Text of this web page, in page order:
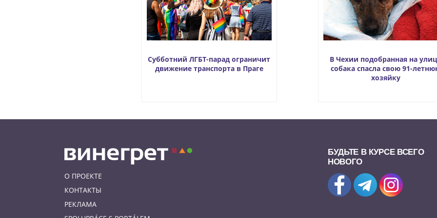
Субботний ЛГБТ-парад ограничит
движение транспорта в Праге
В Чехии подобранная на
собака спасла свою 91-
хозяйку
О ПРОЕКТЕ
КОНТАКТЫ
РЕКЛАМА
БУДЬТЕ В КУРСЕ ВСЕГО
НОВОГО